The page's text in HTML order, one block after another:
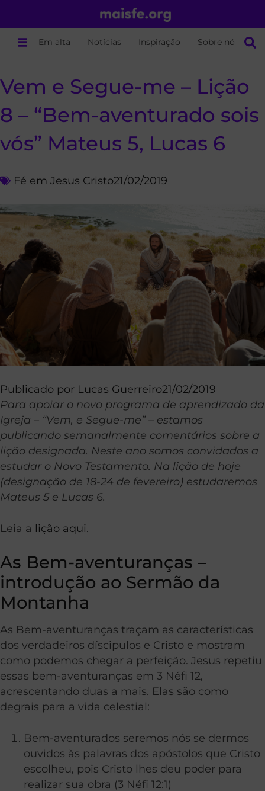
Em alta Notícias Inspiração Sobre nós
Vem e Segue-me – Lição
8 – “Bem-aventurado sois
vós” Mateus 5, Lucas 6
Fé em Jesus Cristo21/02/2019
Publicado por Lucas Guerreiro21/02/2019
Para apoiar o novo programa de aprendizado da
Igreja – “Vem, e Segue-me” – estamos
publicando semanalmente comentários sobre a
lição designada. Neste ano somos convidados a
estudar o Novo Testamento. Na lição de hoje
(designação de 18-24 de fevereiro) estudaremos
Mateus 5 e Lucas 6.
Leia a lição aqui.
As Bem-aventuranças –
introdução ao Sermão da
Montanha
As Bem-aventuranças traçam as características
dos verdadeiros díscipulos e Cristo e mostram
como podemos chegar a perfeição. Jesus repetiu
essas bem-aventuranças em 3 Néfi 12,
acrescentando duas a mais. Elas são como
degrais para a vida celestial:
Bem-aventurados seremos nós se dermos
ouvidos às palavras dos apóstolos que Cristo
escolheu, pois Cristo lhes deu poder para
realizar sua obra (3 Néfi 12:1)